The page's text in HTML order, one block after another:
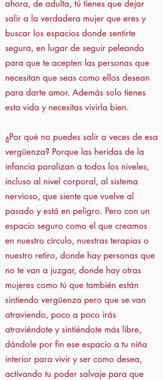
ahora, de adulta, tú tienes que dejar
salir a la verdadera mujer que eres y
buscar los espacios donde sentirte
segura, en lugar de seguir peleando
para que te acepten las personas que
necesitan que seas como ellos desean
para darte amor. Además solo tienes
esta vida y necesitas vivirla bien.
¿Por qué no puedes salir a veces de esa
vergüenza? Porque las heridas de la
infancia paralizan a todos los niveles,
incluso al nivel corporal, al sistema
nervioso, que siente que vuelve al
pasado y está en peligro. Pero con un
espacio seguro como el que creamos
en nuestro círculo, nuestras terapias o
nuestro retiro, donde hay personas que
no te van a juzgar, donde hay otras
mujeres como tú que también están
sintiendo vergüenza pero que se van
atraviendo, poco a poco irás
atraviéndote y sintiéndote más libre,
dándole por fin ese espacio a tu niña
interior para vivir y ser como desea,
activando tu poder salvaje para que